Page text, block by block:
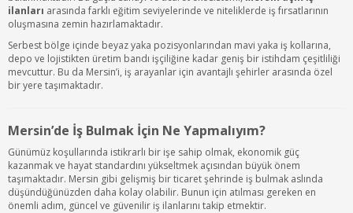
ilanları arasında farklı eğitim seviyelerinde ve niteliklerde iş fırsatlarının
oluşmasına zemin hazırlamaktadır.
Serbest bölge içinde beyaz yaka pozisyonlarından mavi yaka iş kollarına,
depo ve lojistikten üretim bandı işçiliğine kadar geniş bir istihdam çeşitliliği
mevcuttur. Bu da Mersin’i, iş arayanlar için avantajlı şehirler arasında özel
bir yere taşımaktadır.
Mersin’de İş Bulmak İçin Ne Yapmalıyım?
Günümüz koşullarında istikrarlı bir işe sahip olmak, ekonomik güç
kazanmak ve hayat standardını yükseltmek açısından büyük önem
taşımaktadır. Mersin gibi gelişmiş bir ticaret şehrinde iş bulmak aslında
düşündüğünüzden daha kolay olabilir. Bunun için atılması gereken en
önemli adım, güncel ve güvenilir iş ilanlarını takip etmektir.